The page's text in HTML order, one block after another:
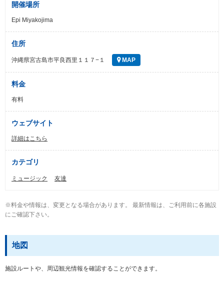
開催場所
Epi Miyakojima
住所
沖縄県宮古島市平良西里１１７−１ MAP
料金
有料
ウェブサイト
詳細はこちら
カテゴリ
ミュージック 友達
※料金や情報は、変更となる場合があります。 最新情報は、ご利用前に各施設
にご確認下さい。
地図
施設ルートや、周辺観光情報を確認することができます。